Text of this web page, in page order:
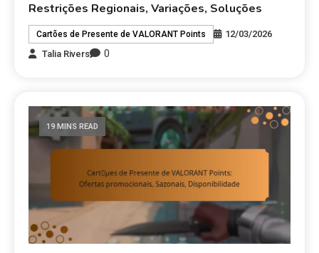
Restrições Regionais, Variações, Soluções
Cartões de Presente de VALORANT Points
12/03/2026
Talia Rivers
0
19 MINS READ